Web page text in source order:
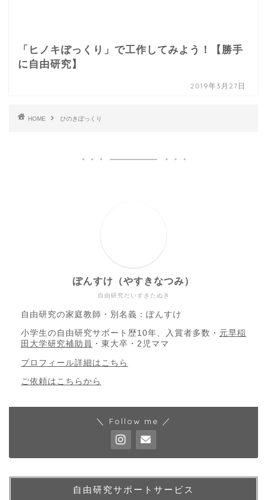
「ヒノキぼっくり」で工作してみよう！【勝手
に自由研究】
2019年3月27日
HOME ひのきぼっくり
自由研究だいすきたぬき
ぽんすけ（やすきなつみ）
自由研究の家庭教師・別名義：ぽんすけ
小学生の自由研究サポート歴10年、入賞者多数・ 元早稲
田大学研究補助員 ・東大卒・2児ママ
プロフィール詳細はこちら
ご依頼はこちらから
＼ Follow me ／
自由研究サポートサービス